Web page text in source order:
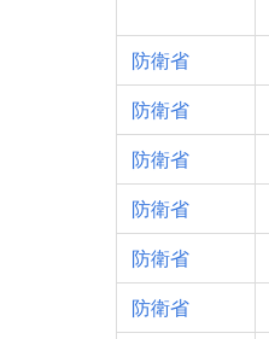
防衛省
防衛省
防衛省
防衛省
防衛省
防衛省